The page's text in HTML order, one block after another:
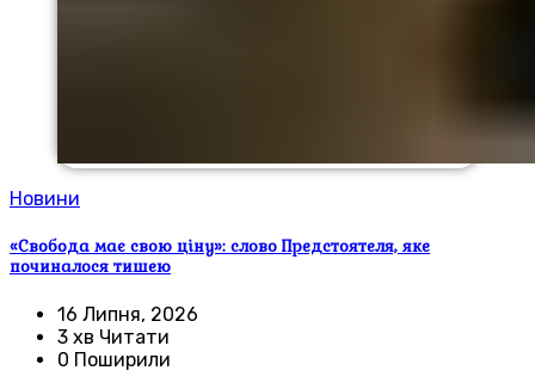
Новини
«Свобода має свою ціну»: слово Предстоятеля, яке
починалося тишею
16 Липня, 2026
3 хв Читати
0 Поширили